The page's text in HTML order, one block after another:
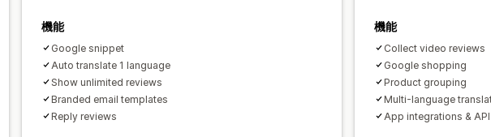
機能
Google snippet
Auto translate 1 language
Show unlimited reviews
Branded email templates
Reply reviews
機能
Collect video reviews
Google shopping
Product grouping
Multi-language
App integrations & API